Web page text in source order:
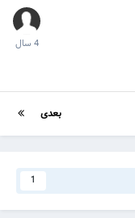
بعدی
1